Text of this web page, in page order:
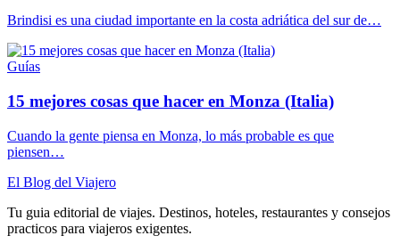
Brindisi es una ciudad importante en la costa adriática del sur de…
Guías
15 mejores cosas que hacer en Monza (Italia)
Cuando la gente piensa en Monza, lo más probable es que
piensen…
El Blog del Viajero
Tu guia editorial de viajes. Destinos, hoteles, restaurantes y consejos
practicos para viajeros exigentes.